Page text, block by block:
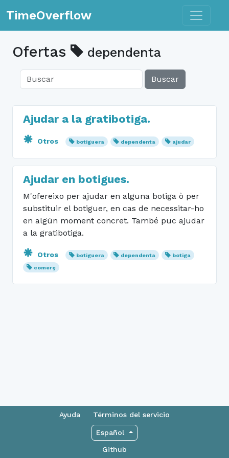
TimeOverflow Toggle
Ofertas dependenta
Buscar
Ajudar a la gratibotiga.
Otros botiguera dependenta ajudar
Ajudar en botigues.
M'ofereixo per ajudar en alguna botiga ò per
substituir el botiguer, en cas de necessitar-ho
en algún moment concret. També puc ajudar
a la gratibotiga.
Otros botiguera dependenta
botiga
comerç
Ayuda Términos del servicio
Español
Github